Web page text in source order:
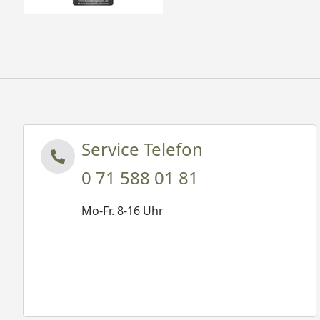
Service Telefon
0 71 588 01 81
Mo-Fr. 8-16 Uhr